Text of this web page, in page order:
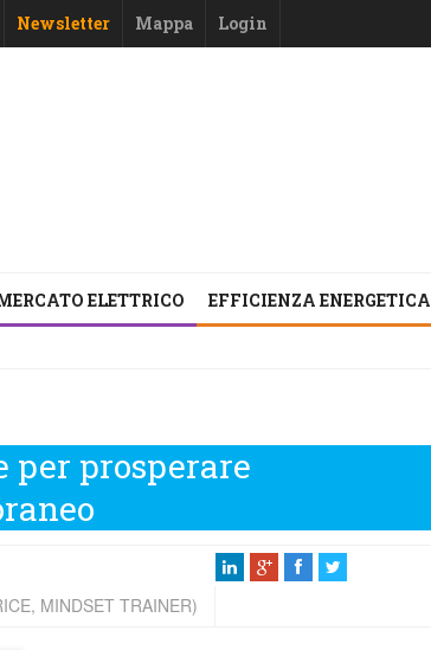
Newsletter Mappa Login
ELETTRICO EFFICIENZA ENERGETICA
per prosperare
MINDSET TRAINER)